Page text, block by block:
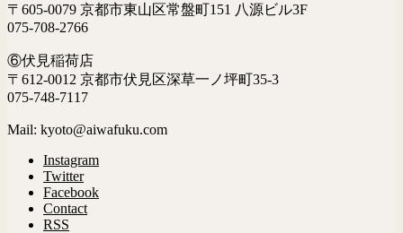
〒605-0079 京都市東山区常盤町151 八源ビル3F
075-708-2766
⑥伏見稲荷店
〒612-0012 京都市伏見区深草一ノ坪町35-3
075-748-7117
Mail: kyoto@aiwafuku.com
Instagram
Twitter
Facebook
Contact
RSS